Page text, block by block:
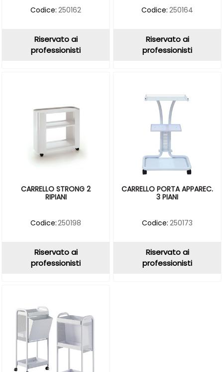
Codice: 250162
Riservato ai
professionisti
Codice: 250164
Riservato ai
professionisti
CARRELLO STRONG 2
RIPIANI
Codice:250198
Riservato ai
professionisti
CARRELLO PORTA APPAREC.
3 PIANI
Codice: 250173
Riservato ai
professionisti